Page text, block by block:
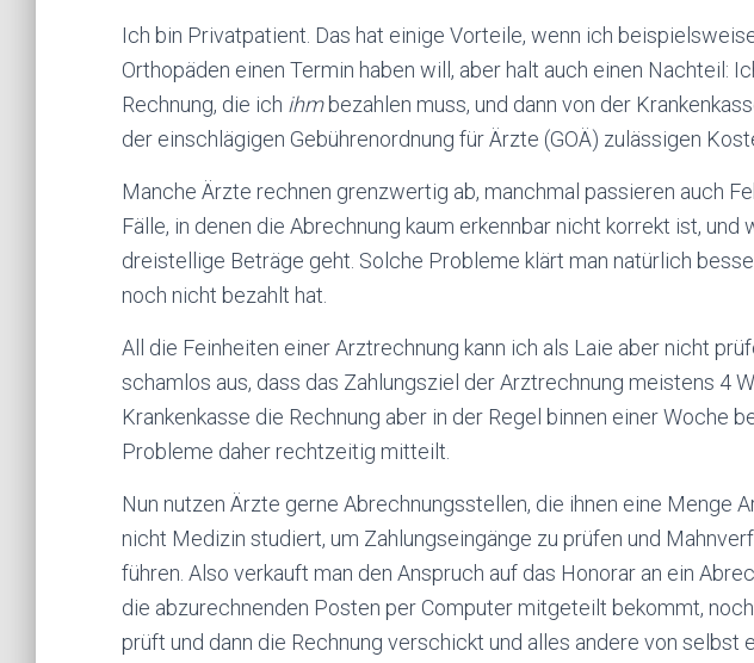
Ich bin Privatpatient. Das hat einige Vorteile, wenn ich
Orthopäden einen Termin haben will, aber halt auch einen Nachteil:
Rechnung, die ich ihmbezahlen muss, und dann von der
der einschlägigen Gebührenordnung für Ärzte (GOÄ) zulässigen
Manche Ärzte rechnen grenzwertig ab, manchmal passieren auch
Fälle, in denen die Abrechnung kaum erkennbar nicht korrekt ist, und
dreistellige Beträge geht. Solche Probleme klärt man natürlich
noch nicht bezahlt hat.
All die Feinheiten einer Arztrechnung kann ich als Laie aber nicht
schamlos aus, dass das Zahlungsziel der Arztrechnung meistens 4
Krankenkasse die Rechnung aber in der Regel binnen einer Woche
Probleme daher rechtzeitig mitteilt.
Nun nutzen Ärzte gerne Abrechnungsstellen, die ihnen eine Menge
nicht Medizin studiert, um Zahlungseingänge zu prüfen und
führen. Also verkauft man den Anspruch auf das Honorar an ein
die abzurechnenden Posten per Computer mitgeteilt bekommt,
prüft und dann die Rechnung verschickt und alles andere von selbst